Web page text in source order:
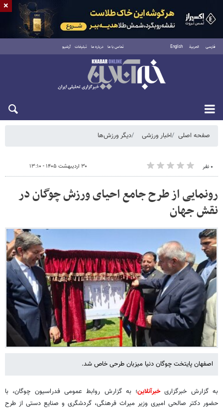
فارسی العربية English تماس با ما درباره ما تبلیغات آرشیو
شنبه ۱۷ مرداد ۱۴۰۵
صفحه اصلی اخبار ورزشی دیگر ورزش‌ها
۰ نفر ۳۰ اردیبهشت ۱۴۰۵ - ۱۳:۱۰
رونمایی از طرح جامع احیای ورزش چوگان در
نقش جهان
اصفهان پایتخت چوگان دنیا میزبان طرحی خاص شد.
به گزارش خبرگزاریخبرآنلاین؛ به گزارش روابط عمومی فدراسیون چوگان، با
حضور دکتر صالحی امیری وزیر میراث فرهنگی، گردشگری و صنایع دستی از طرح
×